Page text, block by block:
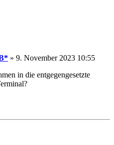
» 9. November 2023 10:55
in die entgegengesetzte